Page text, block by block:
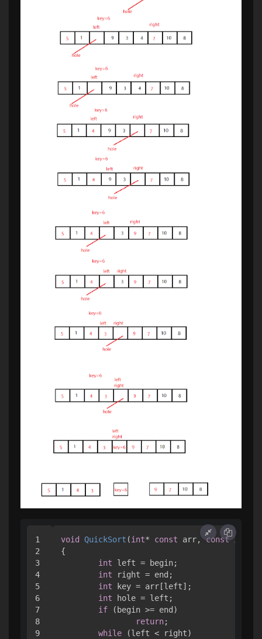
1
2
3
4
5
6
7
8
9
void QuickSort (int* const arr, const int
{
int left = begin;
int right = end;
int key = arr[left];
int hole = left;
if (begin >= end)
return;
while (left < right)